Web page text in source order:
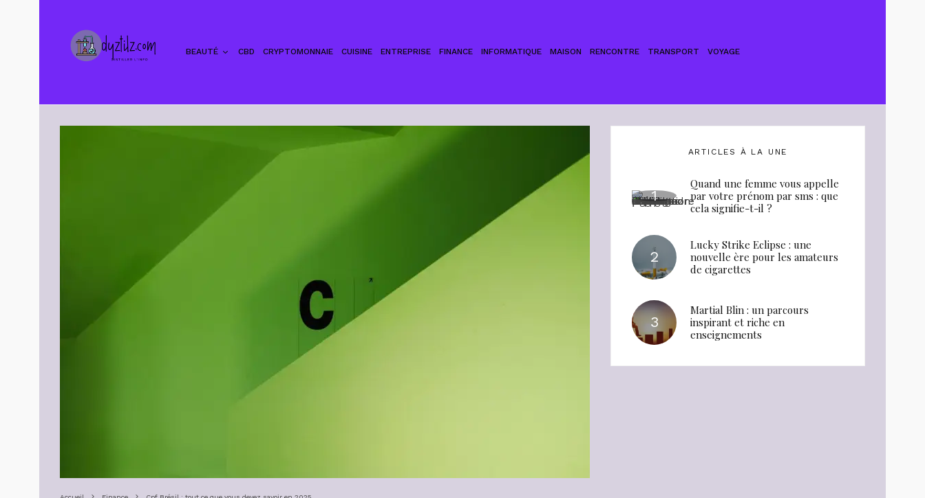
BEAUTÉ CBD CRYPTOMONNAIE CUISINE ENTREPRISE FINANCE INFORMATIQUE MAISON RENCONTRE TRANSPORT VOYAGE
ARTICLES À LA UNE
Quand une femme vous appelle
par votre prénom par sms : que
cela signifie-t-il ?
Lucky Strike Eclipse : une
nouvelle ère pour les amateurs
de cigarettes
Martial Blin : un parcours
inspirant et riche en
enseignements